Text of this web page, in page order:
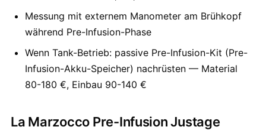
Messung mit externem Manometer am Brühkopf
während Pre-Infusion-Phase
Wenn Tank-Betrieb: passive Pre-Infusion-Kit (Pre-
Infusion-Akku-Speicher) nachrüsten — Material
80-180 €, Einbau 90-140 €
La Marzocco Pre-Infusion Justage